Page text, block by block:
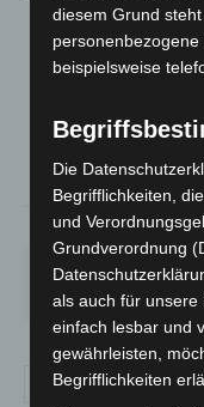
Bedeckt
44%
DO.
22°
FR.
25°
diesem Grund
beispielsweise
Die
Begrifflichkeiten,
und
Grundverordnung
als auch für unsere
einfach lesbar und
gewährleisten,
Begrifflichkeiten